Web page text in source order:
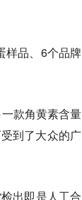
样品、6个品牌
款角黄素含量
到了大众的广
出即是人工合